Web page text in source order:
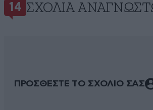
14 ΣΧΌΛΙΑ
ΠΡΟΣΘΕΣΤΕ ΤΟ ΣΧΟΛΙΟ ΣΑΣ